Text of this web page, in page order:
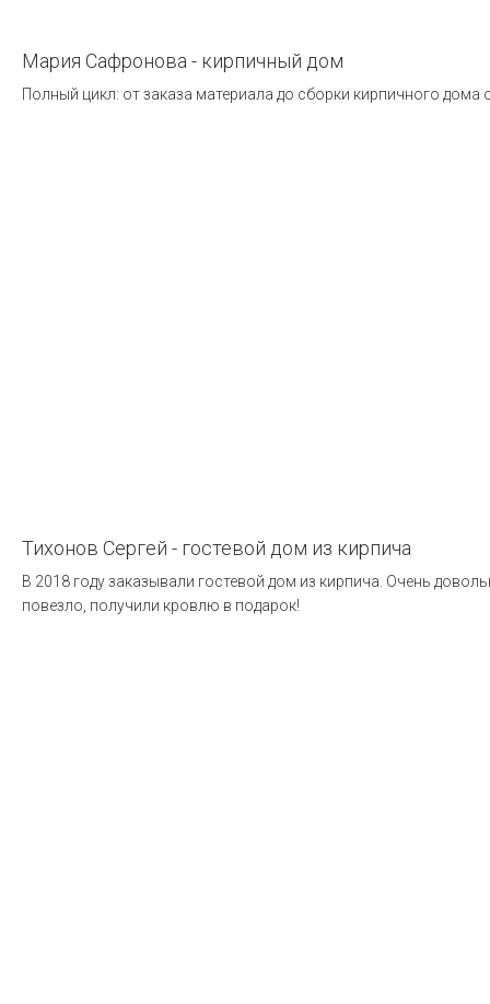
Мария Сафронова - кирпичный дом
Полный цикл: от заказа материала до сборки кирпичного
Тихонов Сергей - гостевой дом из кирпича
В 2018 году заказывали гостевой дом из кирпича. Очень
повезло, получили кровлю в подарок!